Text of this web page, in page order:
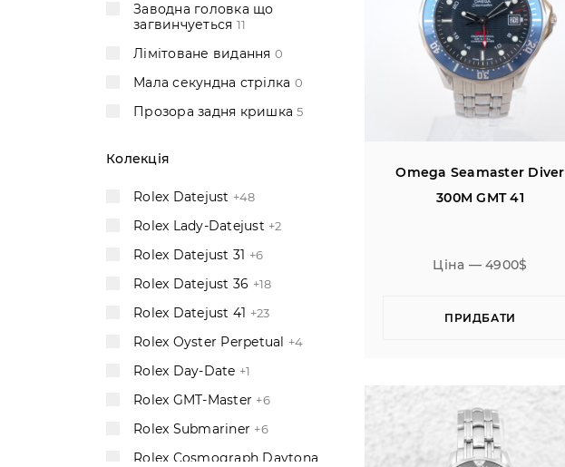
Заводна головка що
загвинчуеться 11
Лімітоване видання 0
Мала секундна стрілка 0
Прозора задня кришка5
Колекція
Rolex Datejust +48
Rolex Lady-Datejust +2
Rolex Datejust 31 +6
Rolex Datejust 36 +18
Rolex Datejust 41 +23
Rolex Oyster Perpetual +4
Rolex Day-Date +1
Rolex GMT-Master +6
Rolex Submariner +6
Rolex Cosmograph Daytona
Omega Seamaster Diver
300M GMT 41
Ціна — 4900$
ПРИДБАТИ